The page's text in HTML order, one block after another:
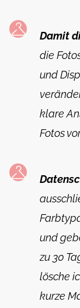
Damit
die
und
klare
Fotos
und
zu 30
lösche
kurze